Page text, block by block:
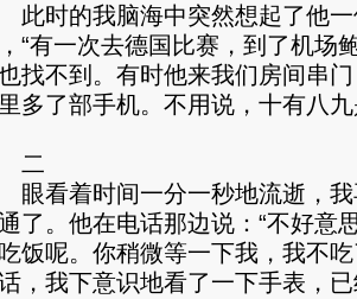
时的我脑海中突然想起了他一
“有一次去德国比赛，到了机场
找不到。有时他来我们房间串
多了部手机。不用说，十有八
看着时间一分一秒地流逝，我
了。他在电话那边说：“不好意
饭呢。你稍微等一下我，我不
，我下意识地看了一下手表，